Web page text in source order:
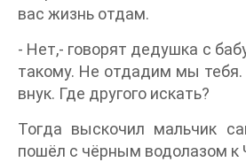
вас жизнь отдам.
- Нет,- говорят дедушка с
такому. Не отдадим мы
внук. Где другого искать?
Тогда выскочил мальчик
пошёл с чёрным водолазом